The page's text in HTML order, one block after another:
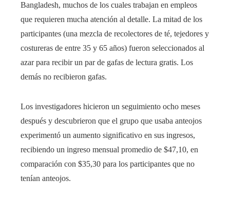
Bangladesh, muchos de los cuales trabajan en empleos
que requieren mucha atención al detalle. La mitad de los
participantes (una mezcla de recolectores de té, tejedores y
costureras de entre 35 y 65 años) fueron seleccionados al
azar para recibir un par de gafas de lectura gratis. Los
demás no recibieron gafas.
Los investigadores hicieron un seguimiento ocho meses
después y descubrieron que el grupo que usaba anteojos
experimentó un aumento significativo en sus ingresos,
recibiendo un ingreso mensual promedio de $47,10, en
comparación con $35,30 para los participantes que no
tenían anteojos.